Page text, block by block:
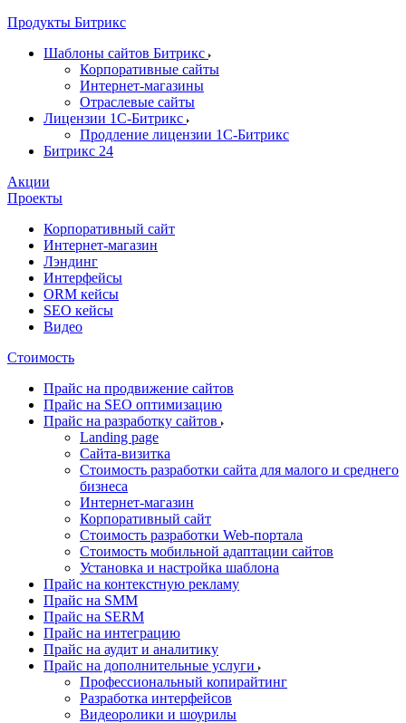
Продукты Битрикс
Шаблоны сайтов Битрикс
Корпоративные сайты
Интернет-магазины
Отраслевые сайты
Лицензии 1С-Битрикс
Продление лицензии 1С-Битрикс
Битрикс 24
Акции
Проекты
Корпоративный сайт
Интернет-магазин
Лэндинг
Интерфейсы
ORM кейсы
SEO кейсы
Видео
Стоимость
Прайс на продвижение сайтов
Прайс на SEO оптимизацию
Прайс на разработку сайтов
Landing page
Cайта-визитка
Стоимость разработки сайта для малого и среднего
бизнеса
Интернет-магазин
Корпоративный сайт
Стоимость разработки Web-портала
Стоимость мобильной адаптации сайтов
Установка и настройка шаблона
Прайс на контекстную рекламу
Прайс на SMM
Прайс на SERM
Прайс на интеграцию
Прайс на аудит и аналитику
Прайс на дополнительные услуги
Профессиональный копирайтинг
Разработка интерфейсов
Видеоролики и шоурилы